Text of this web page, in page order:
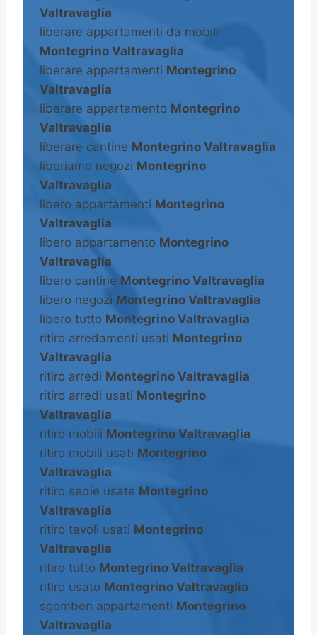
Valtravaglia
liberare appartamenti da mobili
Montegrino Valtravaglia
liberare appartamenti Montegrino
Valtravaglia
liberare appartamento Montegrino
Valtravaglia
liberare cantine Montegrino Valtravaglia
liberiamo negozi Montegrino
Valtravaglia
libero appartamenti Montegrino
Valtravaglia
libero appartamento Montegrino
Valtravaglia
libero cantine Montegrino Valtravaglia
libero negozi Montegrino Valtravaglia
libero tutto Montegrino Valtravaglia
ritiro arredamenti usati Montegrino
Valtravaglia
ritiro arredi Montegrino Valtravaglia
ritiro arredi usati Montegrino
Valtravaglia
ritiro mobili Montegrino Valtravaglia
ritiro mobili usati Montegrino
Valtravaglia
ritiro sedie usate Montegrino
Valtravaglia
ritiro tavoli usati Montegrino
Valtravaglia
ritiro tutto Montegrino Valtravaglia
ritiro usato Montegrino Valtravaglia
sgomberi appartamenti Montegrino
Valtravaglia